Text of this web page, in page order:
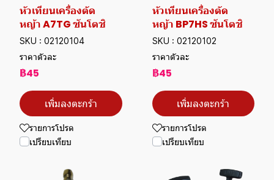
หัวเทียนเครื่องตัด
หญ้า A7TG ซันโตชิ
SKU : 02120104
ราคาตัวละ
฿45
เพิ่มลงตะกร้า
รายการโปรด
เปรียบเทียบ
หัวเทียนเครื่องตัด
หญ้า BP7HS ซันโตชิ
SKU : 02120102
ราคาตัวละ
฿45
เพิ่มลงตะกร้า
รายการโปรด
เปรียบเทียบ